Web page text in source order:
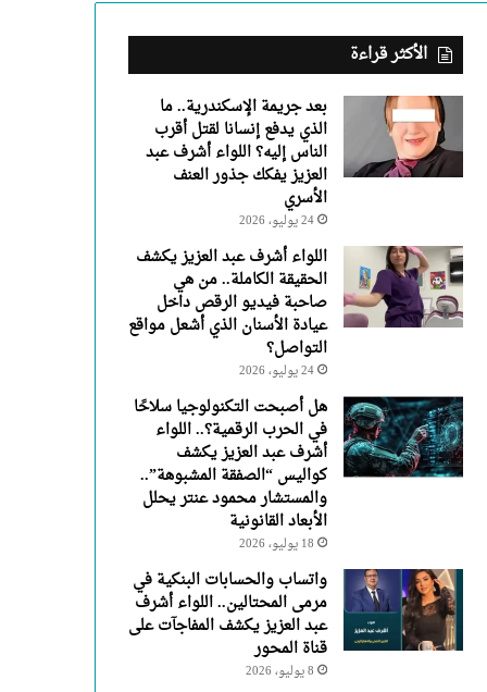
يفكك
جذور
العنف
الأسري
الأكثر قراءة
بعد جريمة الإسكندرية.. ما
الذي يدفع إنسانا لقتل أقرب
الناس إليه؟ اللواء أشرف عبد
العزيز يفكك جذور العنف
الأسري
24 يوليو، 2026
اللواء أشرف عبد العزيز يكشف
الحقيقة الكاملة.. من هي
صاحبة فيديو الرقص داخل
عيادة الأسنان الذي أشعل مواقع
التواصل؟
24 يوليو، 2026
هل أصبحت التكنولوجيا سلاحًا
في الحرب الرقمية؟.. اللواء
أشرف عبد العزيز يكشف
كواليس “الصفقة المشبوهة”..
والمستشار محمود عنتر يحلل
الأبعاد القانونية
18 يوليو، 2026
واتساب والحسابات البنكية في
مرمى المحتالين.. اللواء أشرف
عبد العزيز يكشف المفاجآت على
قناة المحور
8 يوليو، 2026